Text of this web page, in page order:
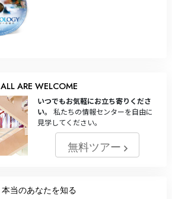
ALL ARE WELCOME
いつでもお気軽にお立ち寄りくださ
い。
私たちの情報センターを自由に
見学してください。
無料ツアー
本当のあなたを知る